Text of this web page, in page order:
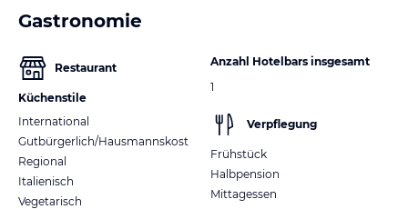
Gastronomie
Restaurant
Küchenstile
International
Gutbürgerlich/Hausmannskost
Regional
Italienisch
Vegetarisch
Anzahl Hotelbars insgesamt
1
Verpflegung
Frühstück
Halbpension
Mittagessen